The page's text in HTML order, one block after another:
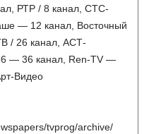
РТР / 8 канал, СТС-
— 12 канал, Восточный
/ 26 канал, АСТ-
— 36 канал, Ren-TV —
Видео
tvprog/archive/